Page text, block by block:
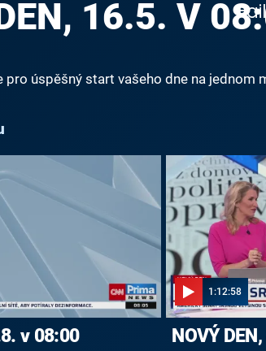
16.5. V
pro úspěšný start vašeho dne na jednom
v 08:00
1:12:58
NOVÝ